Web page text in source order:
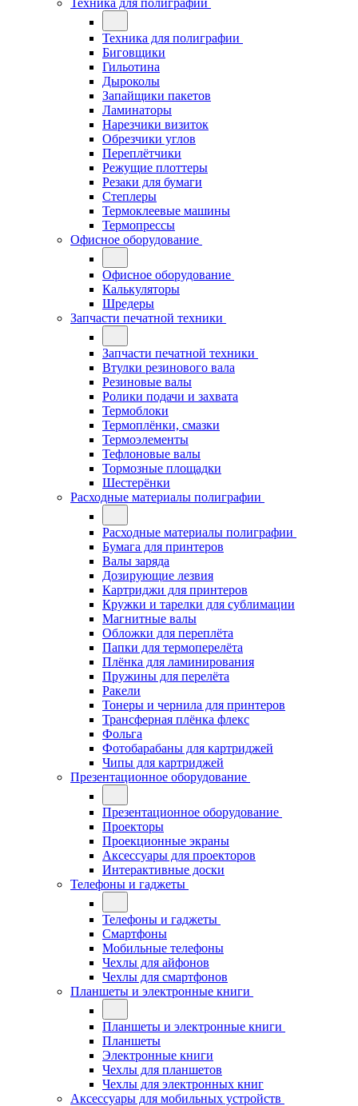
Техника для полиграфии
Техника для полиграфии
Биговщики
Гильотина
Дыроколы
Запайщики пакетов
Ламинаторы
Нарезчики визиток
Обрезчики углов
Переплётчики
Режущие плоттеры
Резаки для бумаги
Степлеры
Термоклеевые машины
Термопрессы
Офисное оборудование
Офисное оборудование
Калькуляторы
Шредеры
Запчасти печатной техники
Запчасти печатной техники
Втулки резинового вала
Резиновые валы
Ролики подачи и захвата
Термоблоки
Термоплёнки, смазки
Термоэлементы
Тефлоновые валы
Тормозные площадки
Шестерёнки
Расходные материалы полиграфии
Расходные материалы полиграфии
Бумага для принтеров
Валы заряда
Дозирующие лезвия
Картриджи для принтеров
Кружки и тарелки для сублимации
Магнитные валы
Обложки для переплёта
Папки для термоперелёта
Плёнка для ламинирования
Пружины для перелёта
Ракели
Тонеры и чернила для принтеров
Трансферная плёнка флекс
Фольга
Фотобарабаны для картриджей
Чипы для картриджей
Презентационное оборудование
Презентационное оборудование
Проекторы
Проекционные экраны
Аксессуары для проекторов
Интерактивные доски
Телефоны и гаджеты
Телефоны и гаджеты
Смартфоны
Мобильные телефоны
Чехлы для айфонов
Чехлы для смартфонов
Планшеты и электронные книги
Планшеты и электронные книги
Планшеты
Электронные книги
Чехлы для планшетов
Чехлы для электронных книг
Аксессуары для мобильных устройств